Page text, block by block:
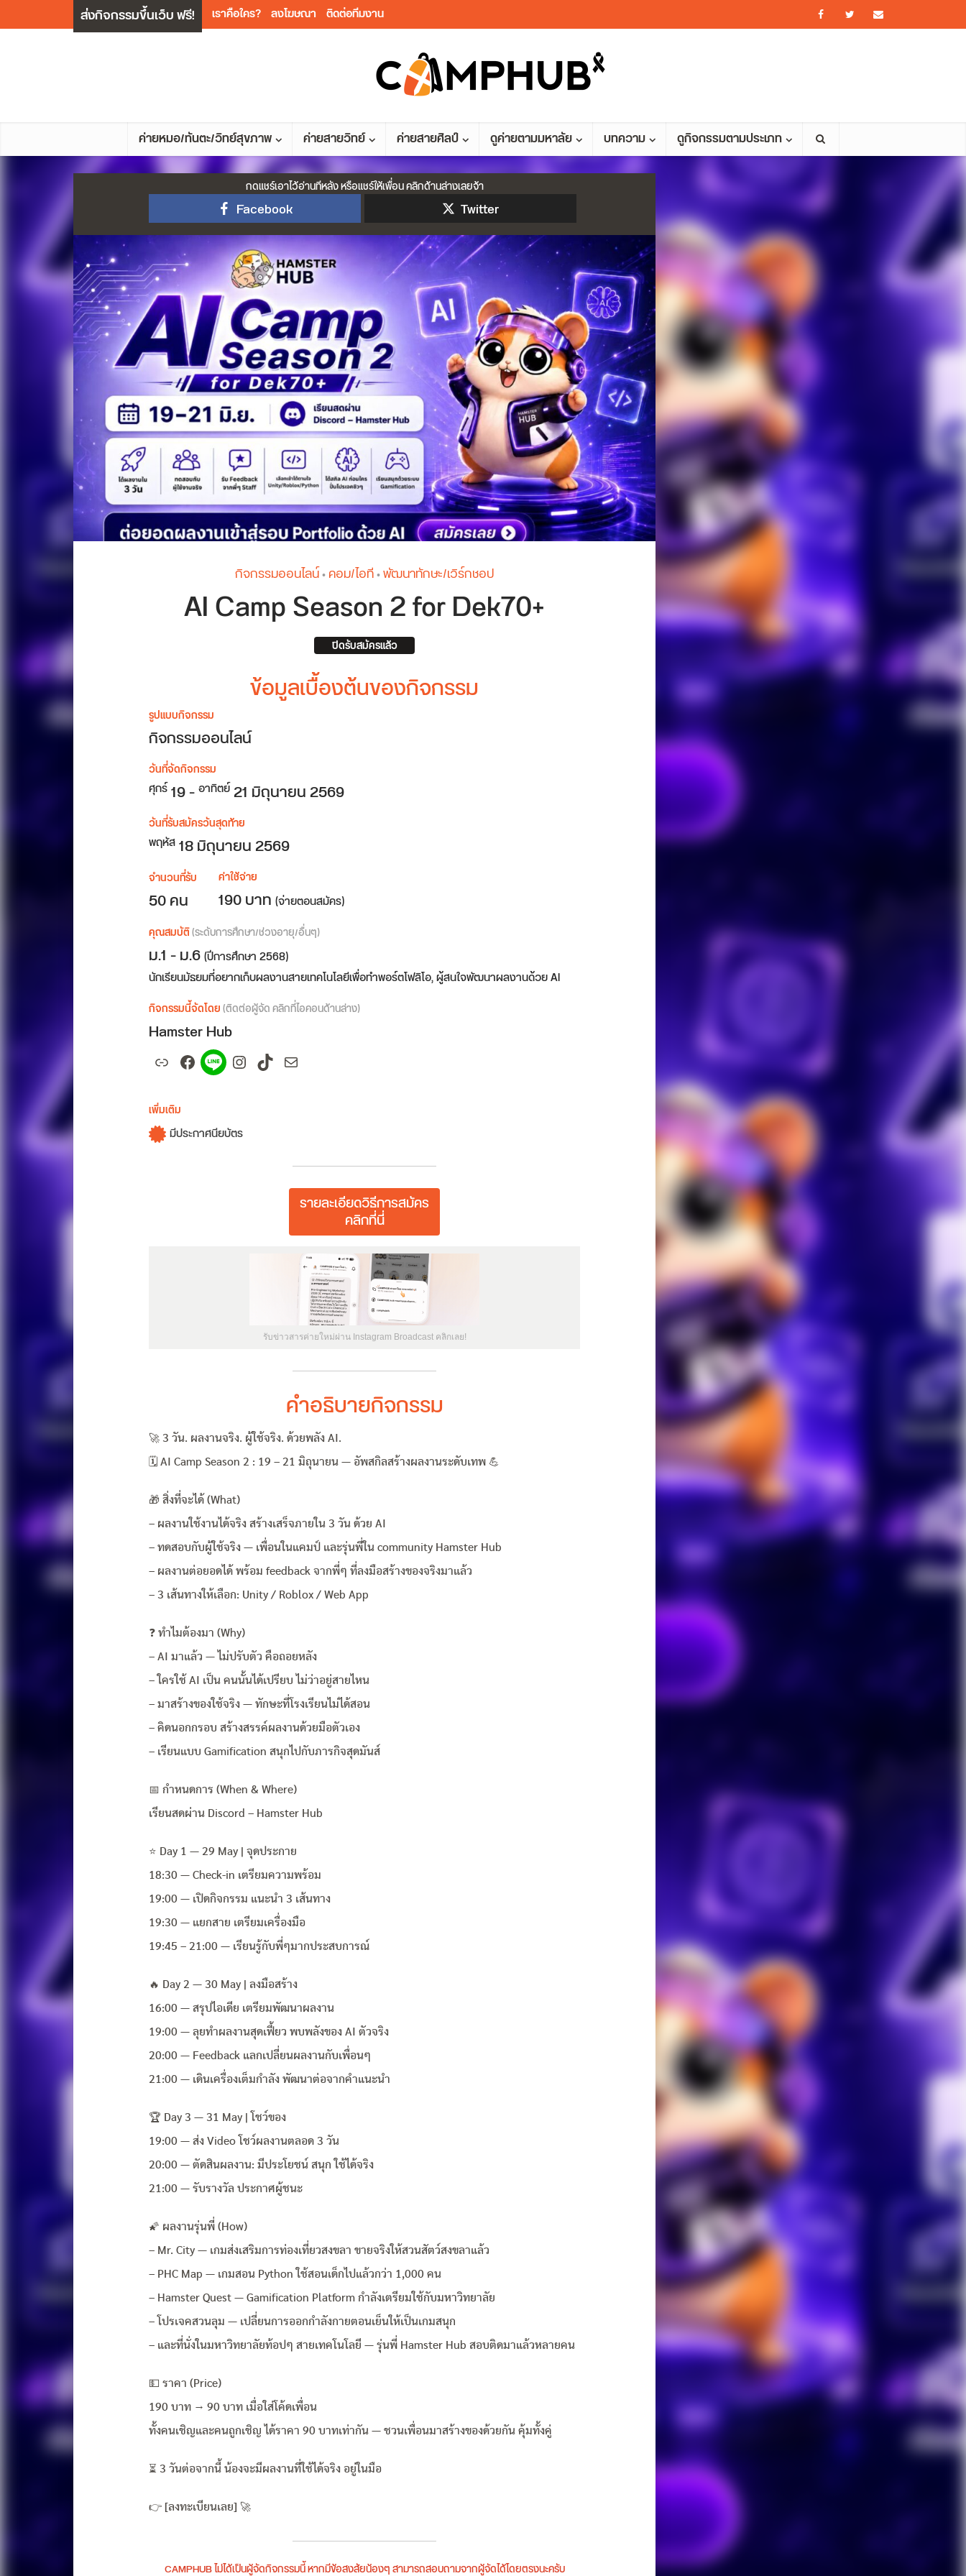
ส่งกิจกรรมขึ้นเว็บ ฟรี! เราคือใคร? ลงโฆษณา ติดต่อทีมงาน
ค่ายหมอ/ทันตะ/วิทย์สุขภาพ ค่ายสายวิทย์ ค่ายสายศิลป์ ดูค่ายตามมหาลัย บทความ ดูกิจกรรมตามประเภท
กดแชร์เอาไว้อ่านทีหลัง หรือแชร์ให้เพื่อน คลิกด้านล่างเลยจ้า
Facebook Twitter
กิจกรรมออนไลน์•คอม/ไอที•พัฒนาทักษะ/เวิร์กชอป
AI Camp Season 2 for Dek70+
ปิดรับสมัครแล้ว
ข้อมูลเบื้องต้นของกิจกรรม
รูปแบบกิจกรรม
กิจกรรมออนไลน์
วันที่จัดกิจกรรม
ศุกร์19-อาทิตย์21 มิถุนายน 2569
วันที่รับสมัครวันสุดท้าย
พฤหัส18 มิถุนายน 2569
จำนวนที่รับ
50 คน
ค่าใช้จ่าย
190 บาท (จ่ายตอนสมัคร)
คุณสมบัติ(ระดับการศึกษา/ช่วงอายุ/อื่นๆ)
ม.1 - ม.6(ปีการศึกษา 2568)
นักเรียนมัธยมที่อยากเก็บผลงานสายเทคโนโลยีเพื่อทำพอร์ตโฟลิโอ, ผู้สนใจพัฒนาผลงานด้วย AI
กิจกรรมนี้จัดโดย(ติดต่อผู้จัด คลิกที่ไอคอนด้านล่าง)
Hamster Hub
LinkFacebook
SpotifyInstagram
TikTok
Mail
เพิ่มเติม
มีประกาศนียบัตร
รายละเอียดวิธีการสมัคร
คลิกที่นี่
รับข่าวสารค่ายใหม่ผ่าน Instagram Broadcast คลิกเลย!
คำอธิบายกิจกรรม
🚀 3 วัน. ผลงานจริง. ผู้ใช้จริง. ด้วยพลัง AI.
🗓️ AI Camp Season 2 : 19 – 21 มิถุนายน — อัพสกิลสร้างผลงานระดับเทพ 💪
🎁 สิ่งที่จะได้ (What)
– ผลงานใช้งานได้จริง สร้างเสร็จภายใน 3 วัน ด้วย AI
– ทดสอบกับผู้ใช้จริง — เพื่อนในแคมป์ และรุ่นพี่ใน community Hamster Hub
– ผลงานต่อยอดได้ พร้อม feedback จากพี่ๆ ที่ลงมือสร้างของจริงมาแล้ว
– 3 เส้นทางให้เลือก: Unity / Roblox / Web App
❓ ทำไมต้องมา (Why)
– AI มาแล้ว — ไม่ปรับตัว คือถอยหลัง
– ใครใช้ AI เป็น คนนั้นได้เปรียบ ไม่ว่าอยู่สายไหน
– มาสร้างของใช้จริง — ทักษะที่โรงเรียนไม่ได้สอน
– คิดนอกกรอบ สร้างสรรค์ผลงานด้วยมือตัวเอง
– เรียนแบบ Gamification สนุกไปกับภารกิจสุดมันส์
📅 กำหนดการ (When & Where)
เรียนสดผ่าน Discord – Hamster Hub
⭐️ Day 1 — 29 May | จุดประกาย
18:30 — Check-in เตรียมความพร้อม
19:00 — เปิดกิจกรรม แนะนำ 3 เส้นทาง
19:30 — แยกสาย เตรียมเครื่องมือ
19:45 – 21:00 — เรียนรู้กับพี่ๆมากประสบการณ์
🔥 Day 2 — 30 May | ลงมือสร้าง
16:00 — สรุปไอเดีย เตรียมพัฒนาผลงาน
19:00 — ลุยทำผลงานสุดเฟี้ยว พบพลังของ AI ตัวจริง
20:00 — Feedback แลกเปลี่ยนผลงานกับเพื่อนๆ
21:00 — เดินเครื่องเต็มกำลัง พัฒนาต่อจากคำแนะนำ
🏆 Day 3 — 31 May | โชว์ของ
19:00 — ส่ง Video โชว์ผลงานตลอด 3 วัน
20:00 — ตัดสินผลงาน: มีประโยชน์ สนุก ใช้ได้จริง
21:00 — รับรางวัล ประกาศผู้ชนะ
🌠 ผลงานรุ่นพี่ (How)
– Mr. City — เกมส่งเสริมการท่องเที่ยวสงขลา ขายจริงให้สวนสัตว์สงขลาแล้ว
– PHC Map — เกมสอน Python ใช้สอนเด็กไปแล้วกว่า 1,000 คน
– Hamster Quest — Gamification Platform กำลังเตรียมใช้กับมหาวิทยาลัย
– โปรเจคสวนลุม — เปลี่ยนการออกกำลังกายตอนเย็นให้เป็นเกมสนุก
– และที่นั่งในมหาวิทยาลัยท้อปๆ สายเทคโนโลยี — รุ่นพี่ Hamster Hub สอบติดมาแล้วหลายคน
💵 ราคา (Price)
190 บาท → 90 บาท เมื่อใส่โค้ดเพื่อน
ทั้งคนเชิญและคนถูกเชิญ ได้ราคา 90 บาทเท่ากัน — ชวนเพื่อนมาสร้างของด้วยกัน คุ้มทั้งคู่
⏳ 3 วันต่อจากนี้ น้องจะมีผลงานที่ใช้ได้จริง อยู่ในมือ
👉 [ลงทะเบียนเลย] 🚀
CAMPHUB ไม่ได้เป็นผู้จัดกิจกรรมนี้ หากมีข้อสงสัยน้องๆ สามารถสอบถามจากผู้จัดได้โดยตรงนะครับ